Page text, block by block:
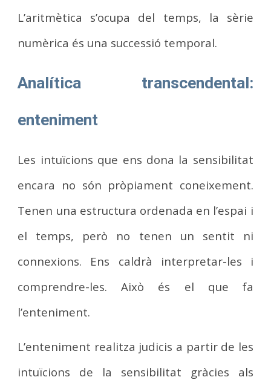
L’aritmètica s’ocupa del temps, la sèrie
numèrica és una successió temporal.
Analítica transcendental:
enteniment
Les intuïcions que ens dona la sensibilitat
encara no són pròpiament coneixement.
Tenen una estructura ordenada en l’espai i
el temps, però no tenen un sentit ni
connexions. Ens caldrà interpretar-les i
comprendre-les. Això és el que fa
l’enteniment.
L’enteniment realitza judicis a partir de les
intuïcions de la sensibilitat gràcies als